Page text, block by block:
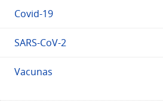
Covid-19
SARS-CoV-2
Vacunas